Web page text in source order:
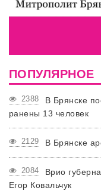
ПОПУЛЯРНОЕ
2388
В Брянске
ранены 13 человек
2129 В Брянске
2084
Врио
Егор Ковальчук